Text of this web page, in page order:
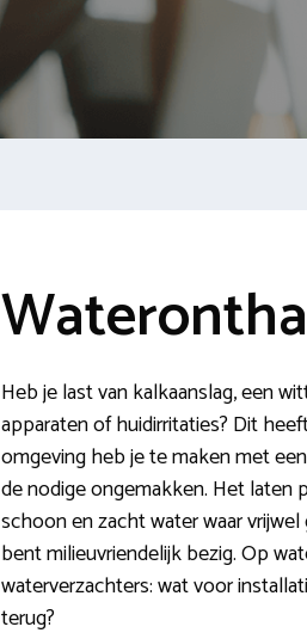
Heb je last van kalkaanslag, een
apparaten of huidirritaties? Dit
omgeving heb je te maken met
de nodige ongemakken. Het laten
schoon en zacht water waar
bent milieuvriendelijk bezig. Op
waterverzachters: wat voor
terug?